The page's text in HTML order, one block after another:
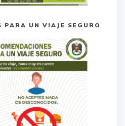
PARA UN VIAJE SEGURO